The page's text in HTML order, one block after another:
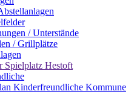
/ Unterstände
/ Grillplätze
Spielplatz Hestoft
Kinderfreundliche Kommune